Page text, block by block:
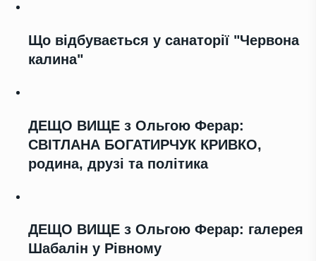
Що відбувається у санаторії "Червона
калина"
ДЕЩО ВИЩЕ з Ольгою Ферар:
СВІТЛАНА БОГАТИРЧУК КРИВКО,
родина, друзі та політика
ДЕЩО ВИЩЕ з Ольгою Ферар: галерея
Шабалін у Рівному